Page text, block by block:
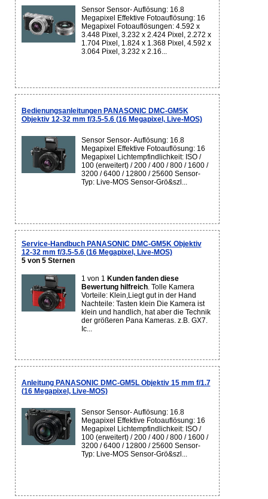
Sensor Sensor- Auflösung: 16.8
Megapixel Effektive Fotoauflösung: 16
Megapixel Fotoauflösungen: 4.592 x
3.448 Pixel, 3.232 x 2.424 Pixel, 2.272 x
1.704 Pixel, 1.824 x 1.368 Pixel, 4.592 x
3.064 Pixel, 3.232 x 2.16...
Bedienungsanleitungen PANASONIC DMC-GM5K
Objektiv 12-32 mm f/3.5-5.6 (16 Megapixel, Live-MOS)
Sensor Sensor- Auflösung: 16.8
Megapixel Effektive Fotoauflösung: 16
Megapixel Lichtempfindlichkeit: ISO /
100 (erweitert) / 200 / 400 / 800 / 1600 /
3200 / 6400 / 12800 / 25600 Sensor-
Typ: Live-MOS Sensor-Grö&szl...
Service-Handbuch PANASONIC DMC-GM5K Objektiv
12-32 mm f/3.5-5.6 (16 Megapixel, Live-MOS)
5 von 5 Sternen
1 von 1 Kunden fanden diese
Bewertung hilfreich. Tolle Kamera
Vorteile: Klein,Liegt gut in der Hand
Nachteile: Tasten klein Die Kamera ist
klein und handlich, hat aber die Technik
der größeren Pana Kameras. z.B. GX7.
Ic...
Anleitung PANASONIC DMC-GM5L Objektiv 15 mm f/1.7
(16 Megapixel, Live-MOS)
Sensor Sensor- Auflösung: 16.8
Megapixel Effektive Fotoauflösung: 16
Megapixel Lichtempfindlichkeit: ISO /
100 (erweitert) / 200 / 400 / 800 / 1600 /
3200 / 6400 / 12800 / 25600 Sensor-
Typ: Live-MOS Sensor-Grö&szl...